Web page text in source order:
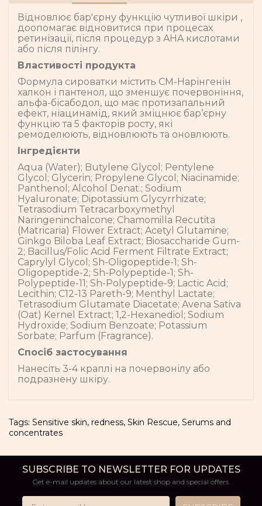
Відновлює бар'єрну функцію чутливої шкіри ,
доопомагає відновитися при процесах
ретинізації, після процедур з AHA кислотами
або після пілінгу.
Властивості продукта
Формула сироватки містить CM-Нарінгенін
халкон і пантенол, що зменшує почервоніння,
альфа-бісабодол, що має протизапальний
ефект, ніацинамід, який зміцнює бар’єрну
функцію та 5 факторів росту, які
ремоделюють, відновлюють та оновлюють.
Інгредієнти
Aqua (Water); Butylene Glycol; Pentylene
Glycol; Glycerin; Propylene Glycol; Niacinamide;
Panthenol; Alcohol Denat.; Sodium
Hyaluronate; Dipotassium Glycyrrhizate;
Tetrasodium Tetracarboxymethyl
Naringeninchalcone; Chamomilla Recutita
(Matricaria) Flower Extract; Acetyl Glutamine;
Ginkgo Biloba Leaf Extract; Biosaccharide Gum-
2; Bacillus/Folic Acid Ferment Filtrate Extract;
Caprylyl Glycol; Sh-Oligopeptide-1; Sh-
Oligopeptide-2; Sh-Polypeptide-1; Sh-
Polypeptide-11; Sh-Polypeptide-9; Lactic Acid;
Lecithin; C12-13 Pareth-9; Menthyl Lactate;
Tetrasodium Glutamate Diacetate; Avena Sativa
(Oat) Kernel Extract; 1,2-Hexanediol; Sodium
Hydroxide; Sodium Benzoate; Potassium
Sorbate; Parfum (Fragrance).
Спосіб застосування
Нанесіть 3-4 краплі на почервонілу або
подразнену шкіру.
Tags: Sensitive skin, redness, Skin Rescue, Serums and
concentrates
SUBSCRIBE TO NEWSLETTER FOR UPDATES
Get e-mail updates about our latest shop and special offers.